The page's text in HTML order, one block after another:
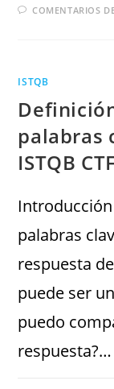
COMENTARIOS
ISTQB
palabras
ISTQB
palabras
respuesta
puede ser
puedo
respuesta?…